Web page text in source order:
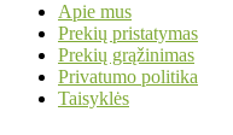
Apie mus
Prekių pristatymas
Prekių grąžinimas
Privatumo politika
Taisyklės